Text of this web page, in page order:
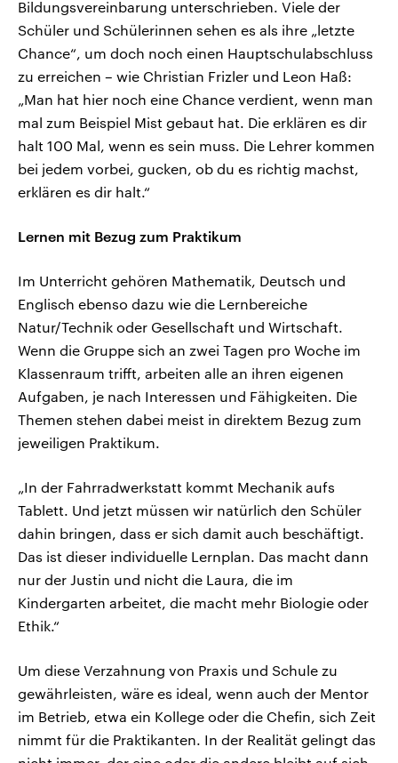
Bildungsvereinbarung unterschrieben. Viele der
Schüler und Schülerinnen sehen es als ihre „letzte
Chance“, um doch noch einen Hauptschulabschluss
zu erreichen – wie Christian Frizler und Leon Haß:
„Man hat hier noch eine Chance verdient, wenn man
mal zum Beispiel Mist gebaut hat. Die erklären es dir
halt 100 Mal, wenn es sein muss. Die Lehrer kommen
bei jedem vorbei, gucken, ob du es richtig machst,
erklären es dir halt.“
Lernen mit Bezug zum Praktikum
Im Unterricht gehören Mathematik, Deutsch und
Englisch ebenso dazu wie die Lernbereiche
Natur/Technik oder Gesellschaft und Wirtschaft.
Wenn die Gruppe sich an zwei Tagen pro Woche im
Klassenraum trifft, arbeiten alle an ihren eigenen
Aufgaben, je nach Interessen und Fähigkeiten. Die
Themen stehen dabei meist in direktem Bezug zum
jeweiligen Praktikum.
„In der Fahrradwerkstatt kommt Mechanik aufs
Tablett. Und jetzt müssen wir natürlich den Schüler
dahin bringen, dass er sich damit auch beschäftigt.
Das ist dieser individuelle Lernplan. Das macht dann
nur der Justin und nicht die Laura, die im
Kindergarten arbeitet, die macht mehr Biologie oder
Ethik.“
Um diese Verzahnung von Praxis und Schule zu
gewährleisten, wäre es ideal, wenn auch der Mentor
im Betrieb, etwa ein Kollege oder die Chefin, sich Zeit
nimmt für die Praktikanten. In der Realität gelingt das